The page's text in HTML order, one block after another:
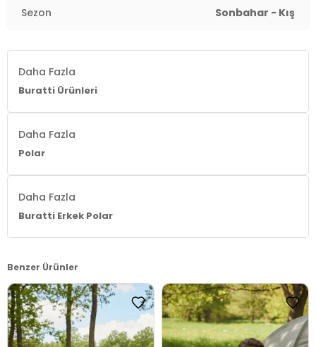
Sezon Sonbahar - Kış
Daha Fazla
Buratti Ürünleri
Daha Fazla
Polar
Daha Fazla
Buratti Erkek Polar
Benzer Ürünler